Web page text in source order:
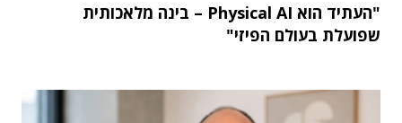
"העתיד הוא Physical AI – בינה מלאכותית
שפועלת בעולם הפיזי"